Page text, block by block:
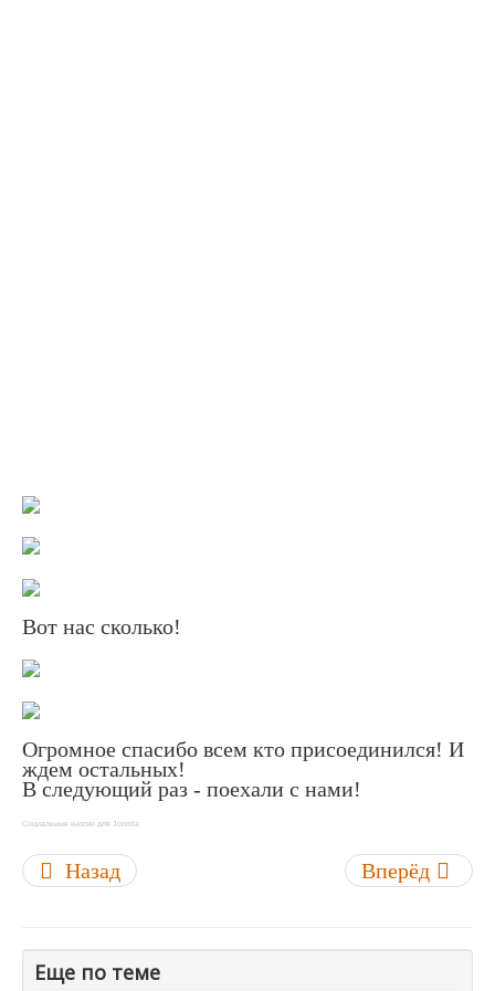
Вот нас сколько!
Огромное спасибо всем кто присоединился! И
ждем остальных!
В следующий раз - поехали с нами!
Социальные кнопки для Joomla
Назад Вперёд
Еще по теме